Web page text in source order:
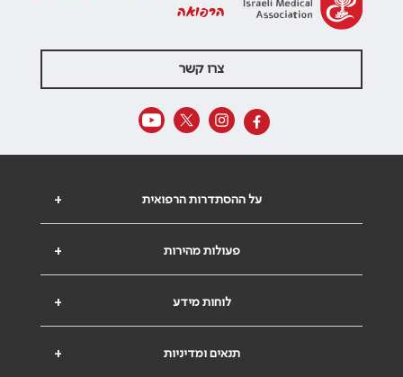
הרפואה
צרו קשר
+ על ההסתדרות הרפואית
+ פעולות מהירות
+ לוחות מידע
+ תנאים ומדיניות